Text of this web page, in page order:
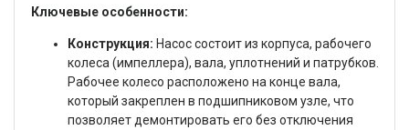
Ключевые особенности:
Конструкция: Насос состоит из корпуса, рабочего
колеса (импеллера), вала, уплотнений и патрубков.
Рабочее колесо расположено на конце вала,
который закреплен в подшипниковом узле, что
позволяет демонтировать его без отключения